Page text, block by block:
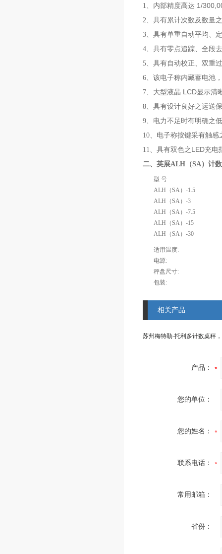
1、 内部精度高达 1/
2、 具有累计次数及数量
3、 具有单重自动平均、
4、 具有零点追踪、全段
5、 具有自动校正、双重
6、 该电子称内藏蓄电池
7、 大型液晶 LCD显示清
8、 具有设计良好之运送
9、 电力不足时有明确之
10、 电子称按键采有触感
11、 具有双色之LED充电
二、英展ALH（SA）计
型 号
ALH（SA）-1.5
ALH（SA）-3
ALH（SA）-7.5
ALH（SA）-15
ALH（SA）-30
适用温度:
电源:
秤盘尺寸:
包装:
相关产品
产品：
您的单位：
您的姓名：
联系电话：
常用邮箱：
省份：